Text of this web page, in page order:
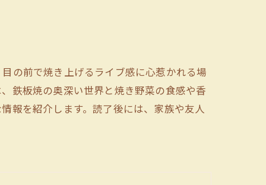
の前で焼き上げるライブ感に心惹かれる場
鉄板焼の奥深い世界と焼き野菜の食感や香
報を紹介します。読了後には、家族や友人